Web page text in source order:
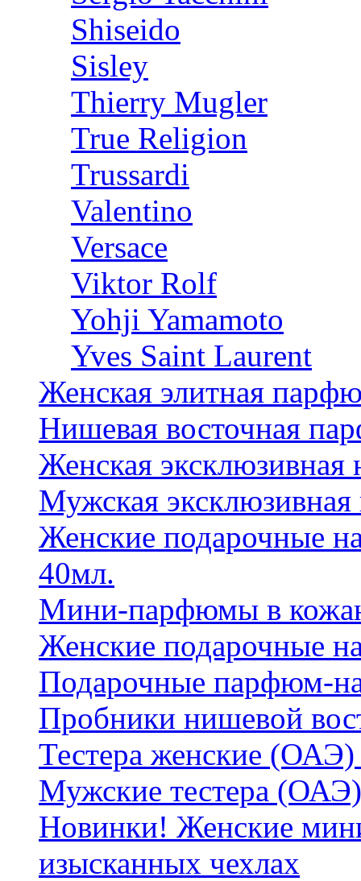
Shiseido
Sisley
Thierry Mugler
True Religion
Trussardi
Valentino
Versace
Viktor Rolf
Yohji Yamamoto
Yves Saint Laurent
Женская элитная
Нишевая восточная
Женская
Мужская
Женские подарочные
40мл.
Мини-парфюмы в
Женские подарочные
Подарочные парфюм-
Пробники нишевой
Тестера женские (ОАЭ)
Мужские тестера (ОАЭ)
Новинки! Женские
изысканных чехлах